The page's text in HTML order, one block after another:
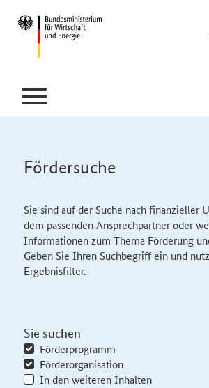
Fördersuche
Sie sind auf der Suche nach finanzieller
dem passenden Ansprechpartner oder
Informationen zum Thema Förderung
Geben Sie Ihren Suchbegriff ein und
Ergebnisfilter.
Sie suchen
Förderprogramm
Förderorganisation
In den weiteren Inhalten